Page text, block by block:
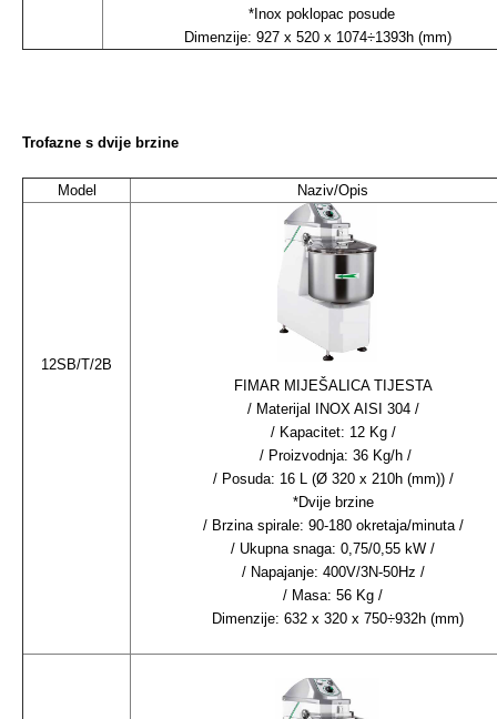
*Inox poklopac posude
Dimenzije: 927 x 520 x 1074÷1393h (mm)
Trofazne s dvije brzine
Model Naziv/Opis
12SB/T/2B
FIMAR MIJEŠALICA TIJESTA
/ Materijal INOX AISI 304 /
/ Kapacitet: 12 Kg /
/ Proizvodnja: 36 Kg/h /
/ Posuda: 16 L (Ø 320 x 210h (mm)) /
*Dvije brzine
/ Brzina spirale: 90-180 okretaja/minuta /
/ Ukupna snaga: 0,75/0,55 kW /
/ Napajanje: 400V/3N-50Hz /
/ Masa: 56 Kg /
Dimenzije: 632 x 320 x 750÷932h (mm)